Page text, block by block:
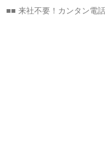
■■ 来社不要！カンタン電